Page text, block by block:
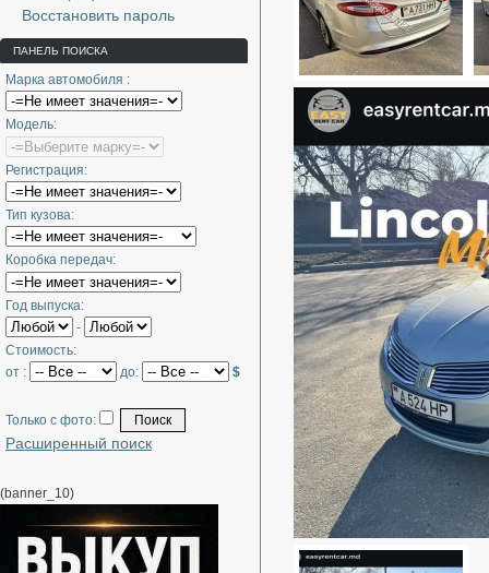
Восстановить пароль
ПАНЕЛЬ ПОИСКА
Марка автомобиля :
Модель:
Регистрация:
Тип кузова:
Коробка передач:
Год выпуска:
-
Стоимость:
от :
до: $
Только с фото:
Расширенный поиск
(banner_10)